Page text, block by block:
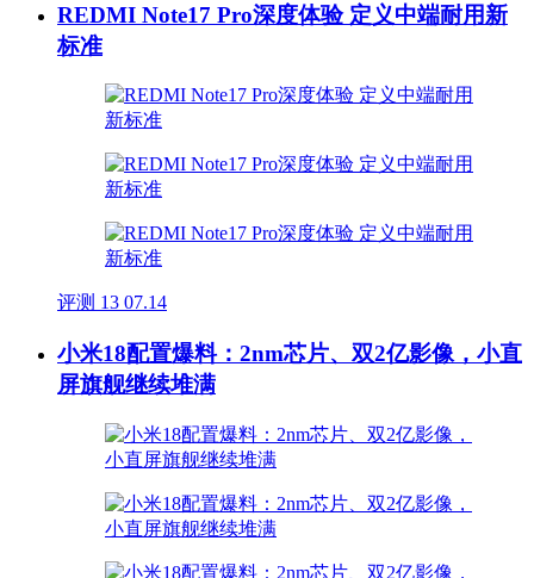
REDMI Note17 Pro深度体验 定义中端耐用新
标准
评测 13 07.14
小米18配置爆料：2nm芯片、双2亿影像，小直
屏旗舰继续堆满